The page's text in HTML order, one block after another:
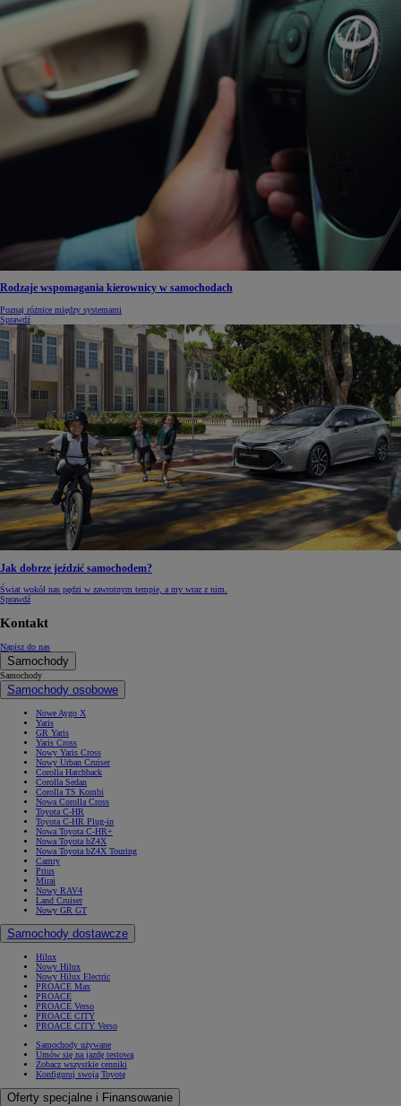
Rodzaje wspomagania kierownicy w samochodach
Poznaj różnice między systemami
Sprawdź
Jak dobrze jeździć samochodem?
Świat wokół nas pędzi w zawrotnym tempie, a my wraz z nim.
Sprawdź
Kontakt
Napisz do nas
Samochody
Samochody
Samochody osobowe
Nowe Aygo X
Yaris
GR Yaris
Yaris Cross
Nowy Yaris Cross
Nowy Urban Cruiser
Corolla Hatchback
Corolla Sedan
Corolla TS Kombi
Nowa Corolla Cross
Toyota C-HR
Toyota C-HR Plug-in
Nowa Toyota C-HR+
Nowa Toyota bZ4X
Nowa Toyota bZ4X Touring
Camry
Prius
Mirai
Nowy RAV4
Land Cruiser
Nowy GR GT
Samochody dostawcze
Hilux
Nowy Hilux
Nowy Hilux Electric
PROACE Max
PROACE
PROACE Verso
PROACE CITY
PROACE CITY Verso
Samochody używane
Umów się na jazdę testową
Zobacz wszystkie cenniki
Konfiguruj swoją Toyotę
Oferty specjalne i Finansowanie